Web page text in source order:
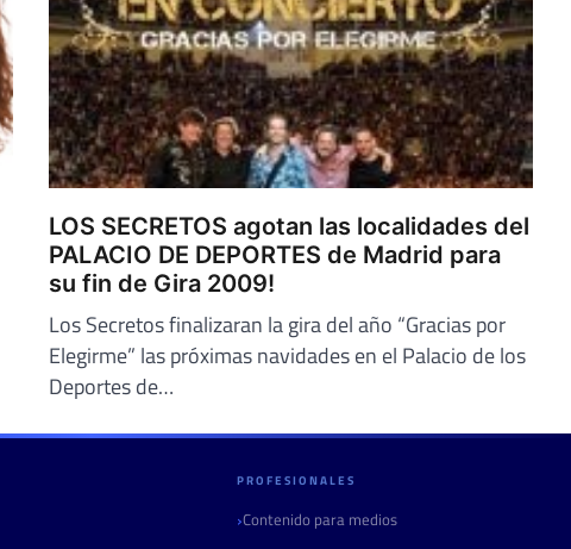
LOS SECRETOS agotan las localidades del
PALACIO DE DEPORTES de Madrid para
su fin de Gira 2009!
Los Secretos finalizaran la gira del año “Gracias por
Elegirme” las próximas navidades en el Palacio de los
Deportes de…
PROFESIONALES
Contenido para medios